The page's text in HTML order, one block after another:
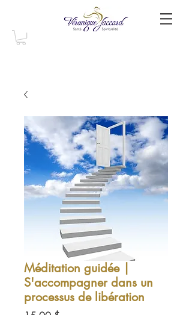
Méditation guidée |
S'accompagner dans un
processus de libération